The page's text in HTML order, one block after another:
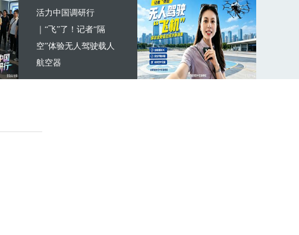
活力中国调研行
｜“飞”了！记者“隔
空”体验无人驾驶载人
航空器